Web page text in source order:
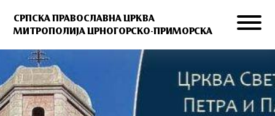
СРПСКА ПРАВОСЛАВНА ЦРКВА
МИТРОПОЛИЈА ЦРНОГОРСКО-ПРИМОРСКА